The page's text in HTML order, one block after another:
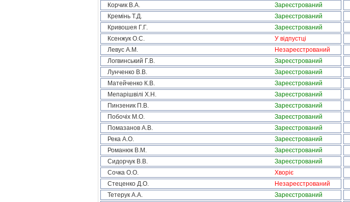
Корчик В.А.
Зареєстрований
Кремінь Т.Д.
Зареєстрований
Кривошея Г.Г.
Зареєстрований
Ксенжук О.С.
У відпустці
Левус А.М.
Незареєстрований
Логвинський Г.В.
Зареєстрований
Лунченко В.В.
Зареєстрований
Матейченко К.В.
Зареєстрований
Мепарішвілі Х.Н.
Зареєстрований
Пинзеник П.В.
Зареєстрований
Побочіх М.О.
Зареєстрований
Помазанов А.В.
Зареєстрований
Река А.О.
Зареєстрований
Романюк В.М.
Зареєстрований
Сидорчук В.В.
Зареєстрований
Сочка О.О.
Хворіє
Стеценко Д.О.
Незареєстрований
Тетерук А.А.
Зареєстрований